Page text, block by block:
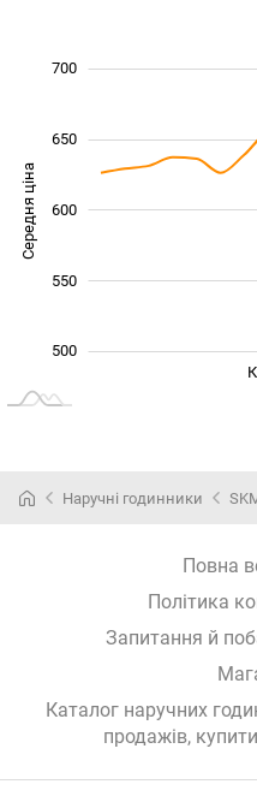
Середня ціна 520
500
600
700
650
550
Наручні годинники
Повна
Політика
Запитання й
Каталог наручних
продажів,